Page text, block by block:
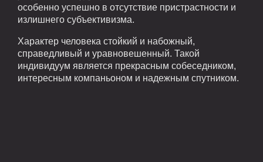
особенно успешно в отсутствие пристрастности и
излишнего субъективизма.
Характер человека стойкий и набожный,
справедливый и уравновешенный. Такой
индивидуум является прекрасным собеседником,
интересным компаньоном и надежным спутником.